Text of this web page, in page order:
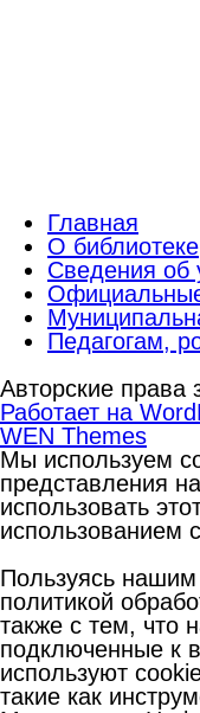
Главная
О библиотеке
Сведения об
Педагогам,
Авторские
Работает на
WEN Themes
Мы используем
представления
использовать
использованием
Пользуясь
политикой
также с тем, что
подключенные к
используют
такие как